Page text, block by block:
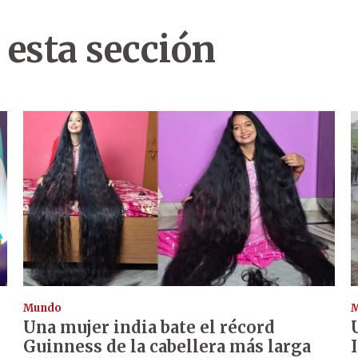
sección
Mundo
Una mujer india bate el récord
Guinness de la cabellera más larga